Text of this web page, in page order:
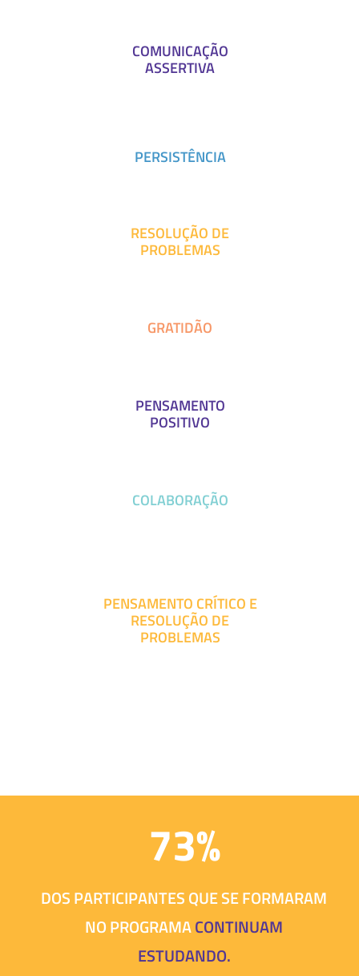
COMUNICAÇÃO
ASSERTIVA
PERSISTÊNCIA
RESOLUÇÃO DE
PROBLEMAS
GRATIDÃO
PENSAMENTO
POSITIVO
COLABORAÇÃO
PENSAMENTO CRÍTICO E
RESOLUÇÃO DE
PROBLEMAS
73%
DOS PARTICIPANTES QUE SE FORMARAM
NO PROGRAMACONTINUAM
ESTUDANDO.